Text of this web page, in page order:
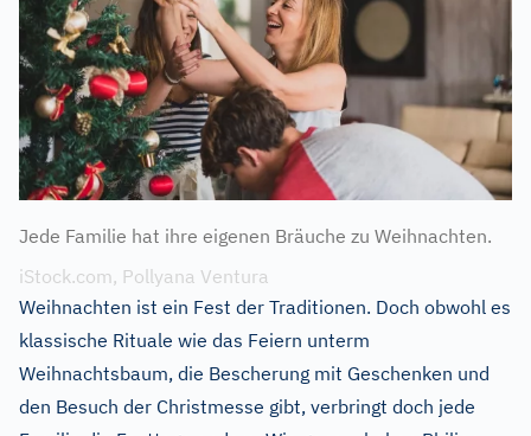
Jede Familie hat ihre eigenen Bräuche zu Weihnachten.
iStock.com, Pollyana Ventura
Weihnachten ist ein Fest der Traditionen. Doch obwohl es
klassische Rituale wie das Feiern unterm
Weihnachtsbaum, die Bescherung mit Geschenken und
den Besuch der Christmesse gibt, verbringt doch jede